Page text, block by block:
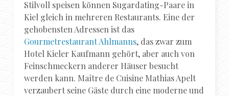
Stilvoll speisen können Sugardating-Paare in
Kiel gleich in mehreren Restaurants. Eine der
gehobensten Adressen ist das
Gourmetrestaurant Ahlmanns, das zwar zum
Hotel Kieler Kaufmann gehört, aber auch von
Feinschmeckern anderer Häuser besucht
werden kann. Maître de Cuisine Mathias Apelt
verzaubert seine Gäste durch eine moderne und